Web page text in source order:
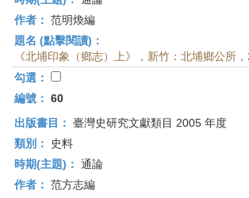
作者： 范明煥編
題名 (點擊閱讀)：
《北埔印象（鄉志）上》，新竹：北埔鄉公所，
勾選：
編號： 60
出版書目： 臺灣史研究文獻類目 2005 年度
類別：
史料
時期(主題)： 通論
作者： 范方志編